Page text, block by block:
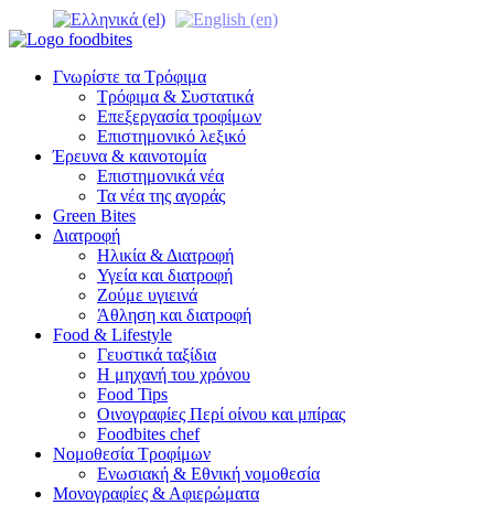
Γνωρίστε τα Τρόφιμα
Τρόφιμα & Συστατικά
Επεξεργασία τροφίμων
Επιστημονικό λεξικό
Έρευνα & καινοτομία
Επιστημονικά νέα
Τα νέα της αγοράς
Green Bites
Διατροφή
Ηλικία & Διατροφή
Υγεία και διατροφή
Ζούμε υγιεινά
Άθληση και διατροφή
Food & Lifestyle
Γευστικά ταξίδια
Η μηχανή του χρόνου
Food Tips
Οινογραφίες Περί οίνου και μπίρας
Foodbites chef
Νομοθεσία Τροφίμων
Ενωσιακή & Εθνική νομοθεσία
Μονογραφίες & Αφιερώματα